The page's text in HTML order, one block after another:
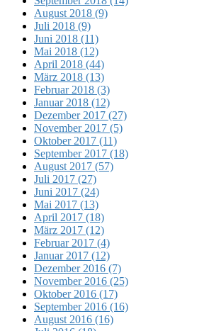
August 2018 (9)
Juli 2018 (9)
Juni 2018 (11)
Mai 2018 (12)
April 2018 (44)
März 2018 (13)
Februar 2018 (3)
Januar 2018 (12)
Dezember 2017 (27)
November 2017 (5)
Oktober 2017 (11)
September 2017 (18)
August 2017 (57)
Juli 2017 (27)
Juni 2017 (24)
Mai 2017 (13)
April 2017 (18)
März 2017 (12)
Februar 2017 (4)
Januar 2017 (12)
Dezember 2016 (7)
November 2016 (25)
Oktober 2016 (17)
September 2016 (16)
August 2016 (16)